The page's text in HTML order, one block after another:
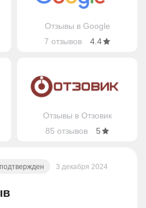
Отзывы в Google
7 отзывов
4.4
Отзывы в Отзовик
85 отзывов
5
3 декабря 2024